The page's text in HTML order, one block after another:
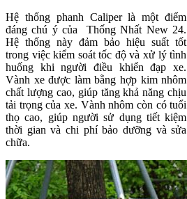
Hệ thống phanh Caliper là một điểm
đáng chú ý của Thống Nhất New 24.
Hệ thống này đảm bảo hiệu suất tốt
trong việc kiểm soát tốc độ và xử lý tình
huống khi người điều khiển đạp xe.
Vành xe được làm bằng hợp kim nhôm
chất lượng cao, giúp tăng khả năng chịu
tải trọng của xe. Vành nhôm còn có tuổi
thọ cao, giúp người sử dụng tiết kiệm
thời gian và chi phí bảo dưỡng và sửa
chữa.